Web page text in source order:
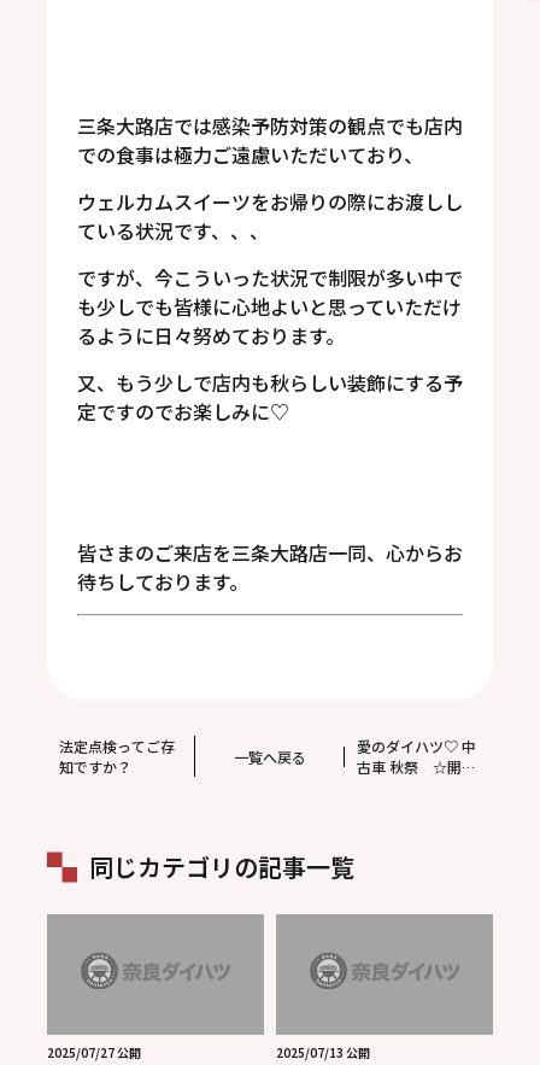
三条大路店では感染予防対策の観点でも店内
での食事は極力ご遠慮いただいており、
ウェルカムスイーツをお帰りの際にお渡しし
ている状況です、、、
ですが、今こういった状況で制限が多い中で
も少しでも皆様に心地よいと思っていただけ
るように日々努めております。
又、もう少しで店内も秋らしい装飾にする予
定ですのでお楽しみに♡
皆さまのご来店を三条大路店一同、心からお
待ちしております。
法定点検ってご存
知ですか？
一覧へ戻る
愛のダイハツ♡ 中
古車 秋祭 ☆開催
同じカテゴリの記事一覧
2025/07/27 公開 2025/07/13 公開